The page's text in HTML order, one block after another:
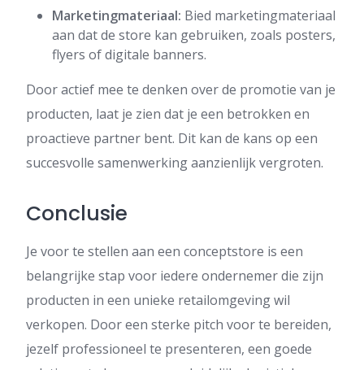
Marketingmateriaal: Bied marketingmateriaal
aan dat de store kan gebruiken, zoals posters,
flyers of digitale banners.
Door actief mee te denken over de promotie van je
producten, laat je zien dat je een betrokken en
proactieve partner bent. Dit kan de kans op een
succesvolle samenwerking aanzienlijk vergroten.
Conclusie
Je voor te stellen aan een conceptstore is een
belangrijke stap voor iedere ondernemer die zijn
producten in een unieke retailomgeving wil
verkopen. Door een sterke pitch voor te bereiden,
jezelf professioneel te presenteren, een goede